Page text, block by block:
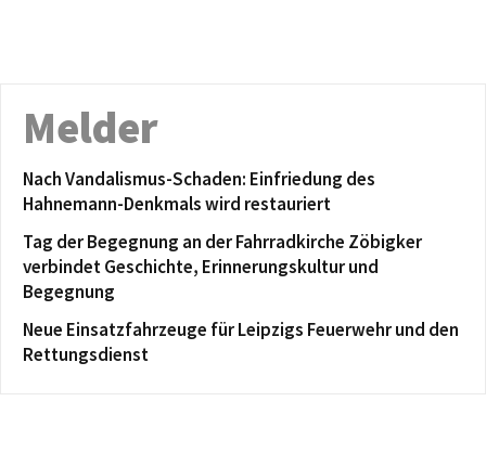
Melder
Nach Vandalismus-Schaden: Einfriedung des
Hahnemann-Denkmals wird restauriert
Tag der Begegnung an der Fahrradkirche Zöbigker
verbindet Geschichte, Erinnerungskultur und
Begegnung
Neue Einsatzfahrzeuge für Leipzigs Feuerwehr und den
Rettungsdienst